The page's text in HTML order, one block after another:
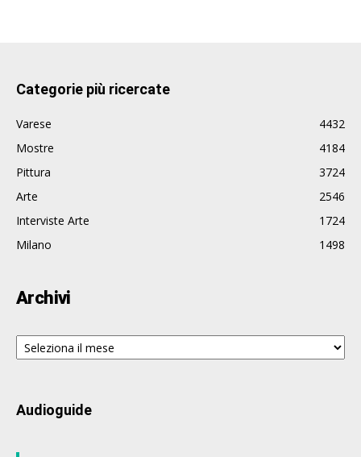
Categorie più ricercate
Varese
4432
Mostre
4184
Pittura
3724
Arte
2546
Interviste Arte
1724
Milano
1498
Archivi
Archivi
Audioguide